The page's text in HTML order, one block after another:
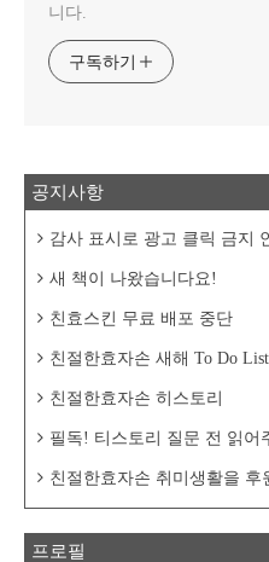
니다.
구독하기
공지사항
감사 표시로 광고 클릭 금지
새 책이 나왔습니다요!
친효스킨 무료 배포 중단
친절한효자손 새해 To Do List
친절한효자손 히스토리
필독! 티스토리 질문 전 읽어
친절한효자손 취미생활을 후
프로필